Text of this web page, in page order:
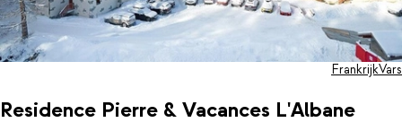
Residence Pierre & Vacances L'Albane
FrankrijkVars